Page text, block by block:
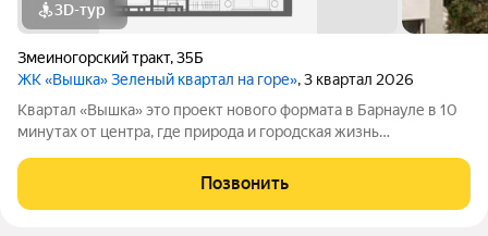
3D-тур
Змеиногорский тракт,35Б
ЖК «Вышка» Зеленый квартал на горе», 3 квартал 2026
Квартал «Вышка» это проект нового формата в Барнауле в 10
минутах от центра, где природа и городская жизнь
интеграция в существующий природный ландшафт с
максимальным сохранением зелени и пешеходных
Позвонить